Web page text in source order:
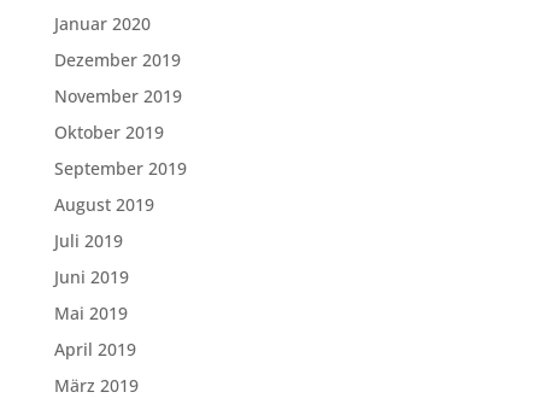
Januar 2020
Dezember 2019
November 2019
Oktober 2019
September 2019
August 2019
Juli 2019
Juni 2019
Mai 2019
April 2019
März 2019